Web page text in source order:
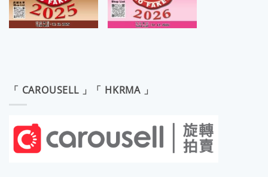
「 CAROUSELL 」「 HKRMA 」